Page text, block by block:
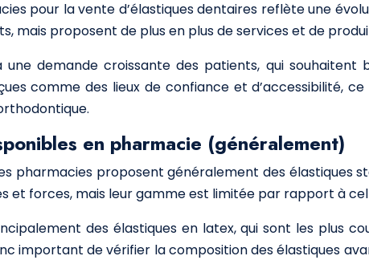
pour la vente d’élastiques dentaires reflète une
mais proposent de plus en plus de services et de
demande croissante des patients, qui souhaitent
comme des lieux de confiance et d’accessibilité,
en pharmacie (généralement)
pharmacies proposent généralement des élastiques
et forces, mais leur gamme est limitée par rapport à
des élastiques en latex, qui sont les plus
important de vérifier la composition des élastiques